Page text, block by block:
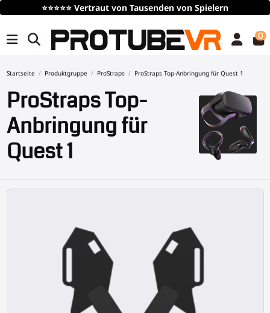
⭐⭐⭐⭐⭐ Vertraut von Tausenden von Spielern
0
Startseite Produktgruppe ProStraps ProStraps Top-Anbringung für Quest 1
ProStraps Top-
Anbringung für
Quest 1